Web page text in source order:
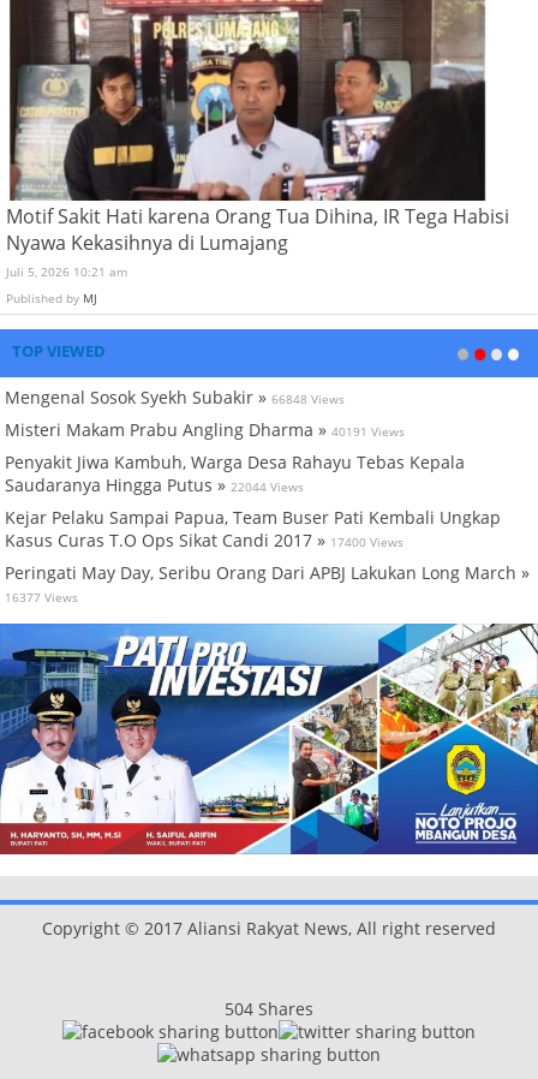
Motif Sakit Hati karena Orang Tua Dihina, IR Tega Habisi
Nyawa Kekasihnya di Lumajang
Juli 5, 2026 10:21 am
Published by MJ
TOP VIEWED
Mengenal Sosok Syekh Subakir » 66848 Views
Misteri Makam Prabu Angling Dharma » 40191 Views
Penyakit Jiwa Kambuh, Warga Desa Rahayu Tebas Kepala
Saudaranya Hingga Putus » 22044 Views
Kejar Pelaku Sampai Papua, Team Buser Pati Kembali Ungkap
Kasus Curas T.O Ops Sikat Candi 2017 » 17400 Views
Peringati May Day, Seribu Orang Dari APBJ Lakukan Long March »
16377 Views
Copyright © 2017 Aliansi Rakyat News, All right reserved
504 Shares